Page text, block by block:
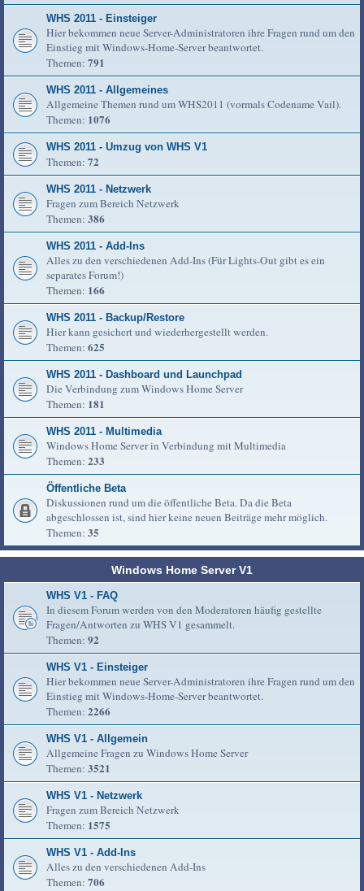
WHS 2011 - Einsteiger
Hier bekommen neue Server-Administratoren ihre Fragen rund um den
Einstieg mit Windows-Home-Server beantwortet.
Themen: 791
WHS 2011 - Allgemeines
Allgemeine Themen rund um WHS2011 (vormals Codename Vail).
Themen: 1076
WHS 2011 - Umzug von WHS V1
Themen: 72
WHS 2011 - Netzwerk
Fragen zum Bereich Netzwerk
Themen: 386
WHS 2011 - Add-Ins
Alles zu den verschiedenen Add-Ins (Für Lights-Out gibt es ein
separates Forum!)
Themen: 166
WHS 2011 - Backup/Restore
Hier kann gesichert und wiederhergestellt werden.
Themen: 625
WHS 2011 - Dashboard und Launchpad
Die Verbindung zum Windows Home Server
Themen: 181
WHS 2011 - Multimedia
Windows Home Server in Verbindung mit Multimedia
Themen: 233
Öffentliche Beta
Diskussionen rund um die öffentliche Beta. Da die Beta
abgeschlossen ist, sind hier keine neuen Beiträge mehr möglich.
Themen: 35
Windows Home Server V1
WHS V1 - FAQ
In diesem Forum werden von den Moderatoren häufig gestellte
Fragen/Antworten zu WHS V1 gesammelt.
Themen: 92
WHS V1 - Einsteiger
Hier bekommen neue Server-Administratoren ihre Fragen rund um den
Einstieg mit Windows-Home-Server beantwortet.
Themen: 2266
WHS V1 - Allgemein
Allgemeine Fragen zu Windows Home Server
Themen: 3521
WHS V1 - Netzwerk
Fragen zum Bereich Netzwerk
Themen: 1575
WHS V1 - Add-Ins
Alles zu den verschiedenen Add-Ins
Themen: 706